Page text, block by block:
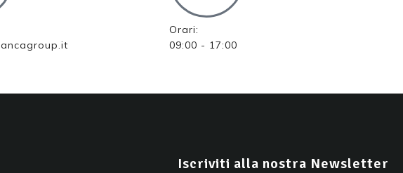
Orari:
09:00 - 17:00
Iscriviti alla nostra Newsletter